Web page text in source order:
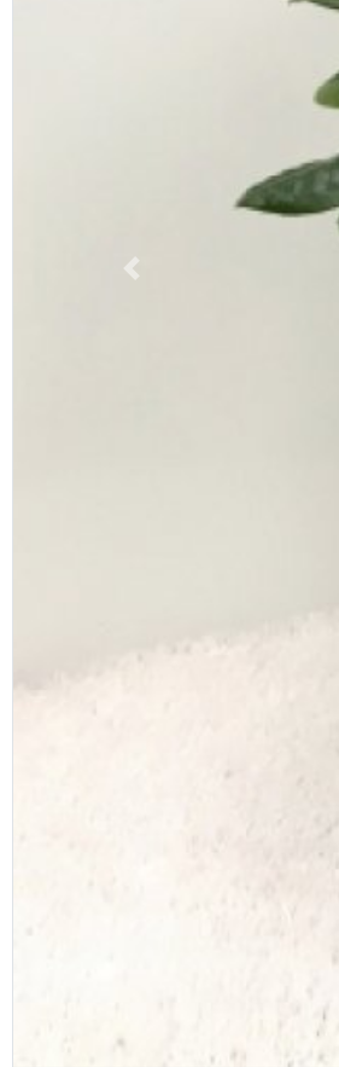
Previous